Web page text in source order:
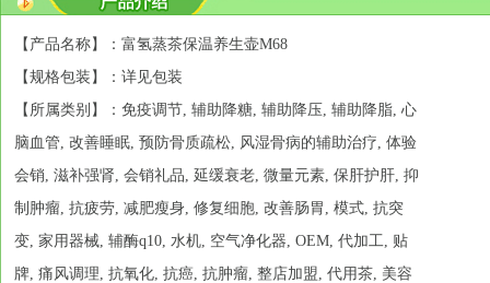
【产品名称】：富氢蒸茶保温养生壶M68
【规格包装】：详见包装
【所属类别】：免疫调节, 辅助降糖, 辅助降压, 辅助降脂, 心
脑血管, 改善睡眠, 预防骨质疏松, 风湿骨病的辅助治疗, 体验
会销, 滋补强肾, 会销礼品, 延缓衰老, 微量元素, 保肝护肝, 抑
制肿瘤, 抗疲劳, 减肥瘦身, 修复细胞, 改善肠胃, 模式, 抗突
变, 家用器械, 辅酶q10, 水机, 空气净化器, OEM, 代加工, 贴
牌, 痛风调理, 抗氧化, 抗癌, 抗肿瘤, 整店加盟, 代用茶, 美容